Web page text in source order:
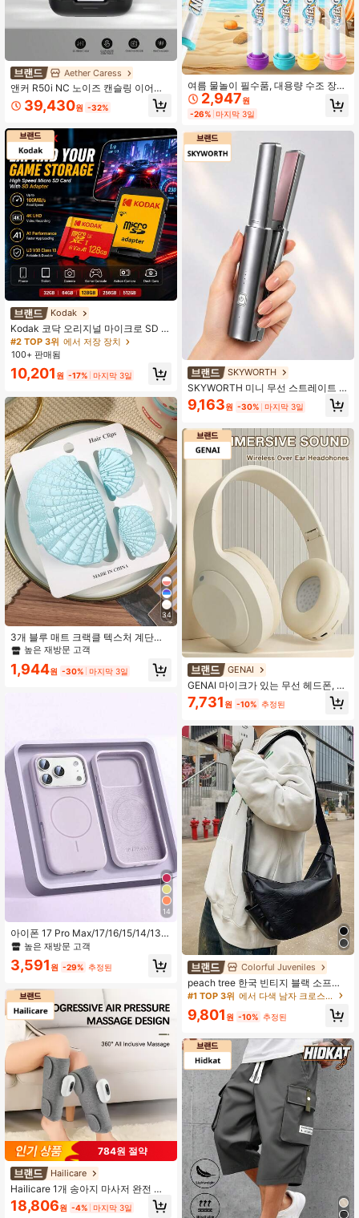
Aether Caress
앤커 R50i NC 노이즈 캔슬링 이어버
드, 45시간 재생 시간, 블루투스 5.4, 2
-합-1 휴대폰 스탠드 케이스, 깊은 베
활에 완벽 (Soundcore P30i)
39,430원 -32%
Kodak
Kodak 코닥 오리지널 마이크로 SD 카
드 32GB 64GB 128GB 고속 MicroS
DXC TF 메모리 카드 SD 어댑터 포함,
Class 10 U3 V30 A1 최대 100MB/S,
4K 비디오 메모리 카드, 스마트폰, 카
메라, 게임 콘솔, 액션 카메라 및 보안
카메라에 적합
#2 TOP 3위 에서 저장 장치
100+ 판매됨
10,201 원 -17% 마지막 3일
34
3개 블루 매트 크랙클 텍스처 계단형
쉘 헤어 클립, 캐주얼 헤어스타일을 위
행 및 홈웨어 여름 헤어 액세서리 비치
높은 재방문 고객
1,944원 -30% 마지막 3일
14
아이폰 17 Pro Max/17/16/15/14/13/1
2/11 Pro Max Plus 호환 마그네틱 럭
케이스 마그네틱 무선 충전 보호 커버
높은 재방문 고객
3,591 원 -29% 추정된
784원 절약
Hailicare
Hailicare 1개 송아지 마사저 완전 자
동 전기식 다리 마사지 기기 3가지 모
드 에어 압력 에어백 에어 압력 마사지
18,806원 -4% 마지막 3일
여름 물놀이 필수품, 대용량 수조 장
착, 투명한 수위 확인 가능, 수영장, 해
변, 잔디밭 및 워터파크에 적합, 프린
트 패턴 포함
2,947원
-26% 마지막 3일
SKYWORTH
SKYWORTH 미니 무선 스트레이트 &
컬 헤어 스타일러, 가는 모발에 적합,
티타늄 합금 플랫 아이언, 3단계 온도
언제 어디서나 매끄러운 스타일과 부
드러운 웨이브 컬을 연출
9,163원 -30% 마지막 3일
GENAI
GENAI 마이크가 있는 무선 헤드폰, Hi
Fi 스테레오 사운드, 접이식 및 경량,
볼륨 조절, 3.5mm 스테레오 케이블,
터에 적합
7,731 원 -10% 추정된
Colorful Juveniles
peach tree 한국 빈티지 블랙 소프트
가죽 대용량 토트백, 조절 가능한 넓은
멀리스트 다용도 통근 캐주얼 덤플링
겨드랑이 백, 경량 실용적인 일상 여행
남성용 백, 크로스바디 백, 여행 가방,
캐주얼 경량
#1 TOP 3위 에서 다색 남자 크로스바디 가방
9,801 원 -10% 추정된